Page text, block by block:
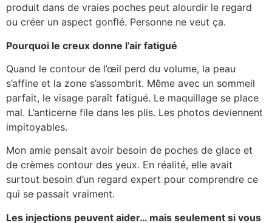
produit dans de vraies poches peut alourdir le regard
ou créer un aspect gonflé. Personne ne veut ça.
Pourquoi le creux donne l’air fatigué
Quand le contour de l’œil perd du volume, la peau
s’affine et la zone s’assombrit. Même avec un sommeil
parfait, le visage paraît fatigué. Le maquillage se place
mal. L’anticerne file dans les plis. Les photos deviennent
impitoyables.
Mon amie pensait avoir besoin de poches de glace et
de crèmes contour des yeux. En réalité, elle avait
surtout besoin d’un regard expert pour comprendre ce
qui se passait vraiment.
Les injections peuvent aider… mais seulement si vous